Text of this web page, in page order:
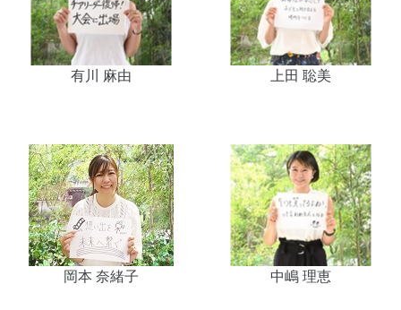
有川 麻由 上田 聡美
岡本 奈緒子 中嶋 理恵